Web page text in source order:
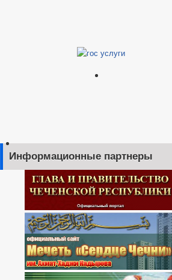
Информационные партнеры